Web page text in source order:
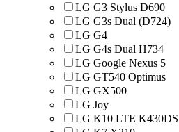
LG G3 Stylus D690
LG G3s Dual (D724)
LG G4
LG G4s Dual H734
LG Google Nexus 5
LG GT540 Optimus
LG GX500
LG Joy
LG K10 LTE K430DS